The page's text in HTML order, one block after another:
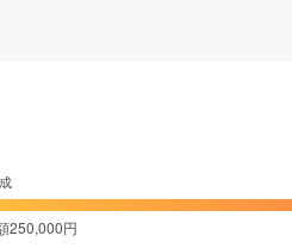
250,000円